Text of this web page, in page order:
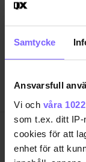
Samtycke
Ansvarsfull
Vi och våra
som t.ex. ditt IP-
cookies för att
enhet för att
WorldPride
popfest och